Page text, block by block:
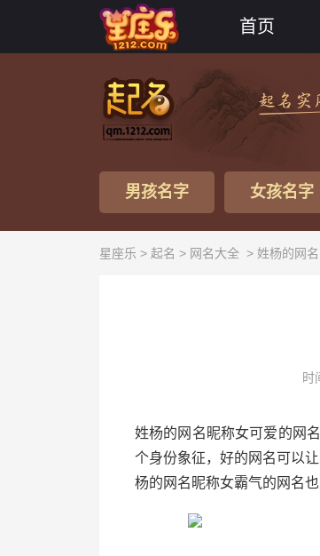
首页
男孩名字 女孩名字
星座乐 > 起名 > 网名大全 > 姓杨的网
时
姓杨的网名昵称女可爱的网
个身份象征，好的网名可以
杨的网名昵称女霸气的网名也